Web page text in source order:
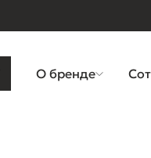
О бренде